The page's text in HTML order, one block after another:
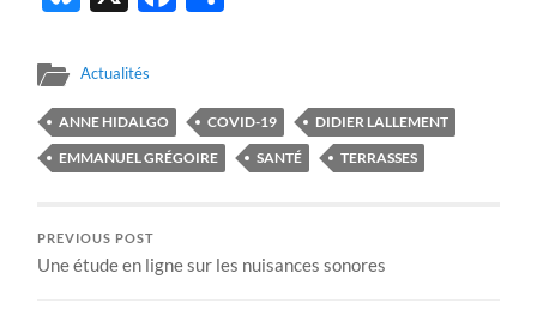
Actualités
ANNE HIDALGO COVID-19
DIDIER LALLEMENT
EMMANUEL GRÉGOIRE
SANTÉ TERRASSES
PREVIOUS POST
Une étude en ligne sur les nuisances sonores